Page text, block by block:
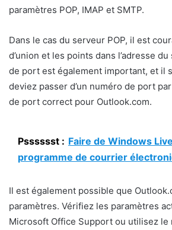
paramètres POP, IMAP et SMTP.
Dans le cas du serveur POP, il est
d’union et les points dans l’adresse
de port est également important, et il
deviez passer d’un numéro de port
de port correct pour Outlook.com.
Psssssst : Faire de Windows
programme de courrier
Il est également possible que
paramètres. Vérifiez les paramètres
Microsoft Office Support ou utilisez le